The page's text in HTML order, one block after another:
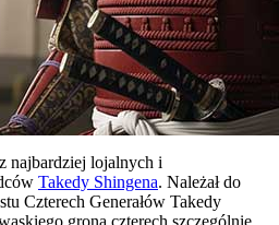
najbardziej lojalnych i
Takedy Shingena. Należał do
Czterech Generałów Takedy
grona czterech szczególnie